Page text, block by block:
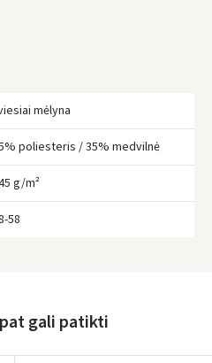
mėlyna
poliesteris / 35% medvilnė
g/m²
58
gali patikti